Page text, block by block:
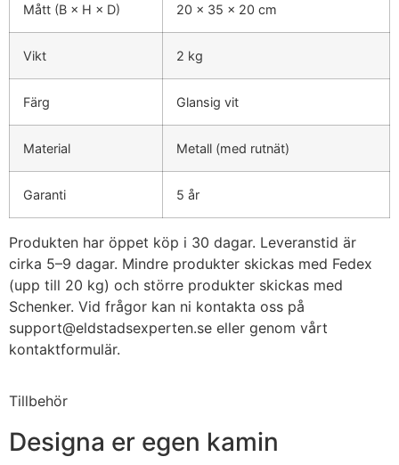
Mått (B × H × D) 20 × 35 × 20 cm
Vikt 2 kg
Färg Glansig vit
Material Metall (med rutnät)
Garanti 5 år
Produkten har öppet köp i 30 dagar. Leveranstid är
cirka 5–9 dagar. Mindre produkter skickas med Fedex
(upp till 20 kg) och större produkter skickas med
Schenker. Vid frågor kan ni kontakta oss på
support@eldstadsexperten.se eller genom vårt
kontaktformulär.
Tillbehör
Designa er egen kamin